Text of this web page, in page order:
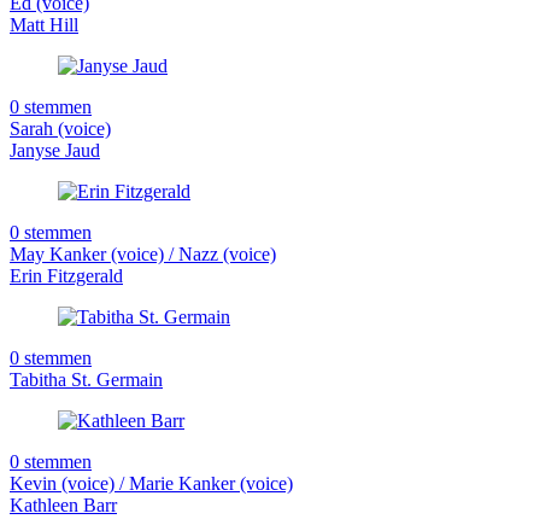
Matt Hill
0 stemmen
Sarah (voice)
Janyse Jaud
0 stemmen
May Kanker (voice) / Nazz (voice)
Erin Fitzgerald
0 stemmen
Tabitha St. Germain
0 stemmen
Kevin (voice) / Marie Kanker (voice)
Kathleen Barr